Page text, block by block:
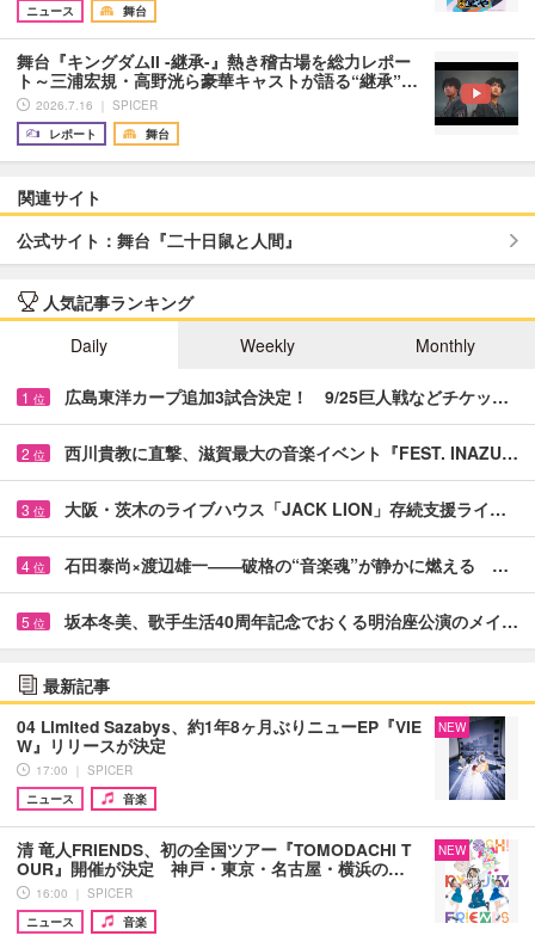
ニュース
舞台
舞台『キングダムII -継承-』熱き稽古場を総力レポー
ト～三浦宏規・高野洸ら豪華キャストが語る“継承”…
2026.7.16 ｜ SPICER
レポート
舞台
関連サイト
公式サイト：舞台『二十日鼠と人間』
人気記事ランキング
Daily
Weekly Monthly
1 位 広島東洋カープ追加3試合決定！ 9/25巨人戦などチケッ…
2 位 西川貴教に直撃、滋賀最大の音楽イベント『FEST. INAZU…
3 位 大阪・茨木のライブハウス「JACK LION」存続支援ライ…
4 位 石田泰尚×渡辺雄一――破格の“音楽魂”が静かに燃える …
5 位 坂本冬美、歌手生活40周年記念でおくる明治座公演のメイ…
最新記事
04 Limited Sazabys、約1年8ヶ月ぶりニューEP『VIE
W』リリースが決定
17:00 ｜ SPICER
ニュース
音楽
NEW
清 竜人FRIENDS、初の全国ツアー『TOMODACHI T
OUR』開催が決定 神戸・東京・名古屋・横浜の…
16:00 ｜ SPICER
ニュース
音楽
NEW